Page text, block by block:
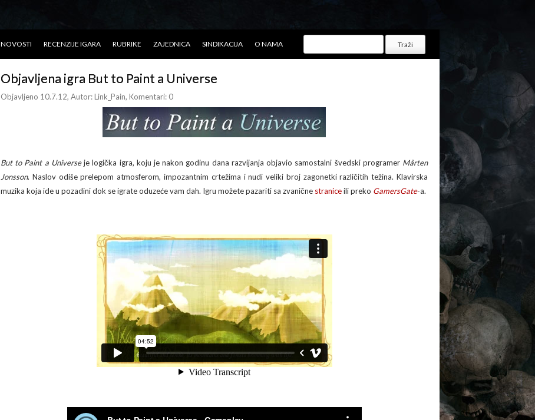
NOVOSTI RECENZIJE IGARA RUBRIKE ZAJEDNICA SINDIKACIJA O NAMA
Objavljena igra But to Paint a Universe
Objavljeno 10.7.12, Autor:Link_Pain, Komentari: 0
But to Paint a Universeje logička igra, koju je nakon godinu dana razvijanja objavio samostalni švedski programer Mårten
Jonsson. Naslov odiše prelepom atmosferom, impozantnim crtežima i nudi veliki broj zagonetki različitih težina. Klavirska
muzika koja ide u pozadini dok se igrate oduzeće vam dah. Igru možete pazariti sa zvanične straniceili preko GamersGate-a.